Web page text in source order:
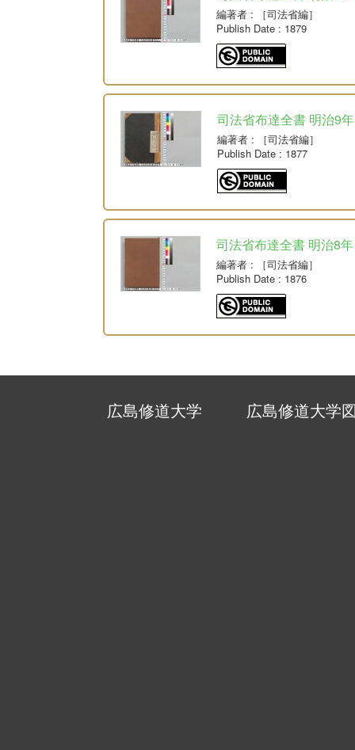
編著者 : ［司法省編］
Publish Date : 1879
司法省布達全書 明治9年
編著者 : ［司法省編］
Publish Date : 1877
司法省布達全書 明治8年
編著者 : ［司法省編］
Publish Date : 1876
広島修道大学 広島修道大学